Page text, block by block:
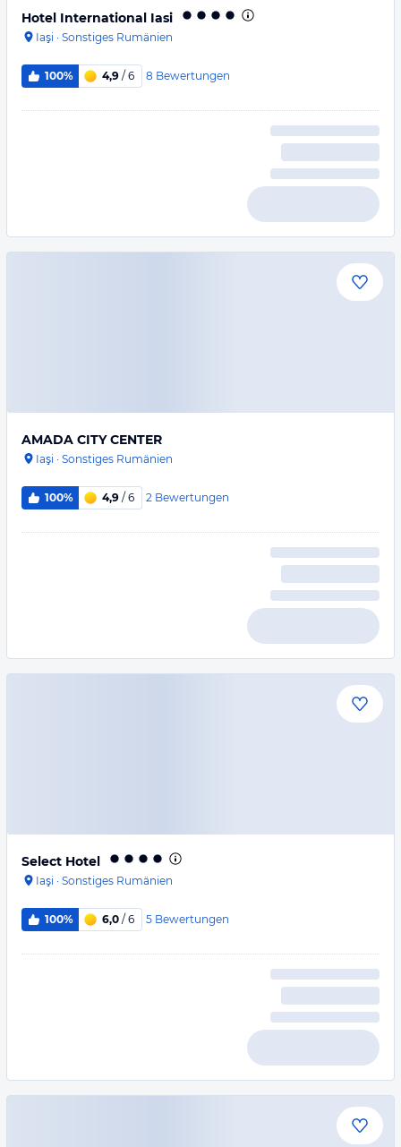
Hotel International Iasi
Iaşi · Sonstiges Rumänien
100% 4,9 / 6 8 Bewertungen
AMADA CITY CENTER
Iaşi · Sonstiges Rumänien
100% 4,9 / 6 2 Bewertungen
Select Hotel
Iaşi · Sonstiges Rumänien
100% 6,0 / 6 5 Bewertungen